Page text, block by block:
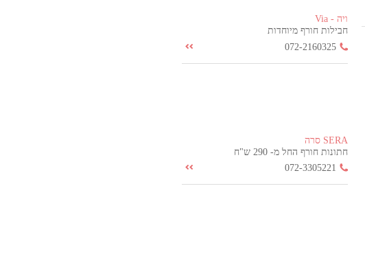
ויה - Via
חבילות חורף מיוחדות
072-2160325
SERA סרה
חתונות חורף החל מ- 290 ש"ח
072-3305221